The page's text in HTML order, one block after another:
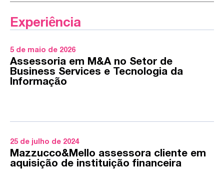
Experiência
5 de maio de 2026
Assessoria em M&A no Setor de
Business Services e Tecnologia da
Informação
25 de julho de 2024
Mazzucco&Mello assessora cliente em
aquisição de instituição financeira